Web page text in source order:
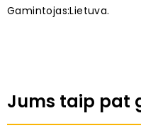
Gamintojas:Lietuva.
Jums taip pat